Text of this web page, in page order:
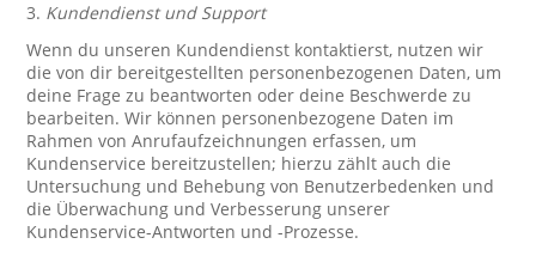
3. Kundendienst und Support
Wenn du unseren Kundendienst kontaktierst, nutzen wir
die von dir bereitgestellten personenbezogenen Daten, um
deine Frage zu beantworten oder deine Beschwerde zu
bearbeiten. Wir können personenbezogene Daten im
Rahmen von Anrufaufzeichnungen erfassen, um
Kundenservice bereitzustellen; hierzu zählt auch die
Untersuchung und Behebung von Benutzerbedenken und
die Überwachung und Verbesserung unserer
Kundenservice-Antworten und -Prozesse.